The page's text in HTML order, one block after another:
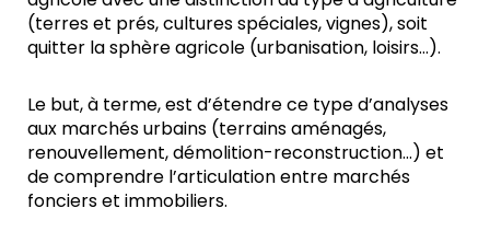
(terres et prés, cultures spéciales, vignes), soit
quitter la sphère agricole (urbanisation, loisirs…).
Le but, à terme, est d’étendre ce type d’analyses
aux marchés urbains (terrains aménagés,
renouvellement, démolition-reconstruction…) et
de comprendre l’articulation entre marchés
fonciers et immobiliers.